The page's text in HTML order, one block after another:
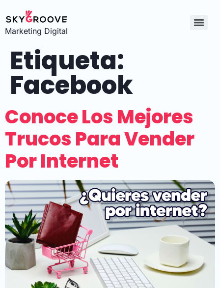
Marketing Digital
Etiqueta:
Facebook
Conoce Los Mejores
Trucos Para Vender
Por Internet